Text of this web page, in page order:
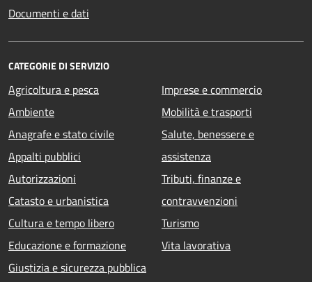
Documenti e dati
CATEGORIE DI SERVIZIO
Agricoltura e pesca
Ambiente
Anagrafe e stato civile
Appalti pubblici
Autorizzazioni
Catasto e urbanistica
Cultura e tempo libero
Educazione e formazione
Giustizia e sicurezza pubblica
Imprese e commercio
Mobilità e trasporti
Salute, benessere e
assistenza
Tributi, finanze e
contravvenzioni
Turismo
Vita lavorativa